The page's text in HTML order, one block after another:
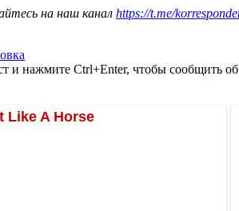
на наш канал https://t.me/
и нажмите Ctrl+Enter, чтобы сообщить